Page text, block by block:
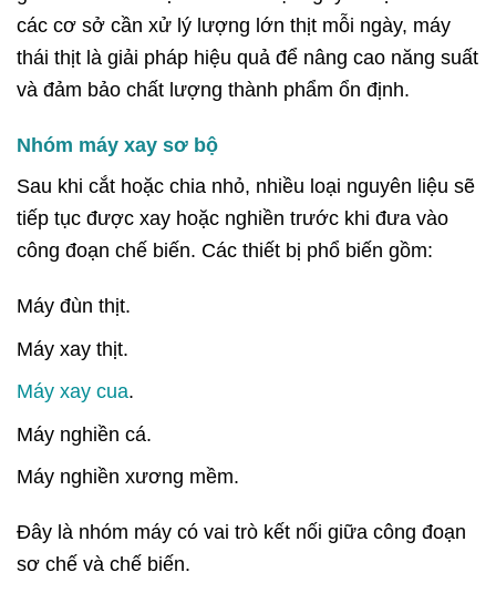
các cơ sở cần xử lý lượng lớn thịt mỗi ngày, máy
thái thịt là giải pháp hiệu quả để nâng cao năng suất
và đảm bảo chất lượng thành phẩm ổn định.
Nhóm máy xay sơ bộ
Sau khi cắt hoặc chia nhỏ, nhiều loại nguyên liệu sẽ
tiếp tục được xay hoặc nghiền trước khi đưa vào
công đoạn chế biến. Các thiết bị phổ biến gồm:
Máy đùn thịt.
Máy xay thịt.
Máy xay cua.
Máy nghiền cá.
Máy nghiền xương mềm.
Đây là nhóm máy có vai trò kết nối giữa công đoạn
sơ chế và chế biến.